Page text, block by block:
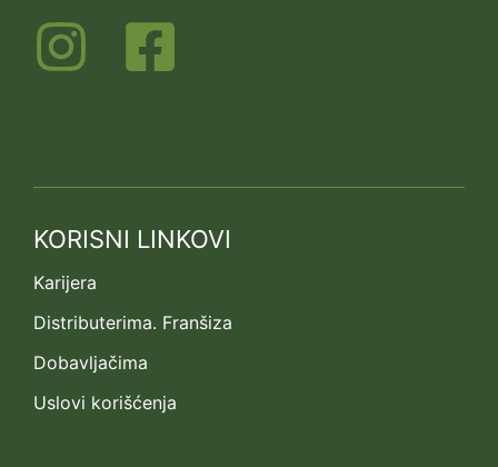
KORISNI LINKOVI
Karijera
Distributerima. Franšiza
Dobavljačima
Uslovi korišćenja